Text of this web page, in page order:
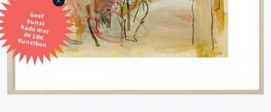
Geef
kunst
kado met
de SBK
Kunstbon